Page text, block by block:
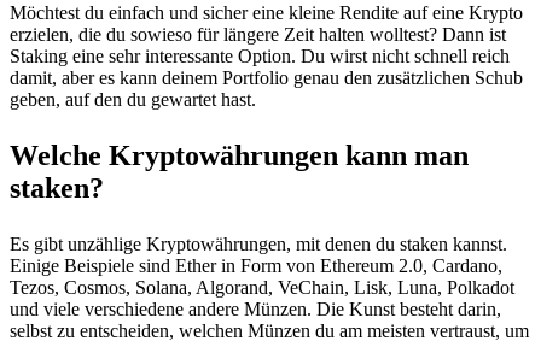
Möchtest du einfach und sicher eine kleine Rendite auf eine Krypto
erzielen, die du sowieso für längere Zeit halten wolltest? Dann ist
Staking eine sehr interessante Option. Du wirst nicht schnell reich
damit, aber es kann deinem Portfolio genau den zusätzlichen Schub
geben, auf den du gewartet hast.
Welche Kryptowährungen kann man
staken?
Es gibt unzählige Kryptowährungen, mit denen du staken kannst.
Einige Beispiele sind Ether in Form von Ethereum 2.0, Cardano,
Tezos, Cosmos, Solana, Algorand, VeChain, Lisk, Luna, Polkadot
und viele verschiedene andere Münzen. Die Kunst besteht darin,
selbst zu entscheiden, welchen Münzen du am meisten vertraust, um